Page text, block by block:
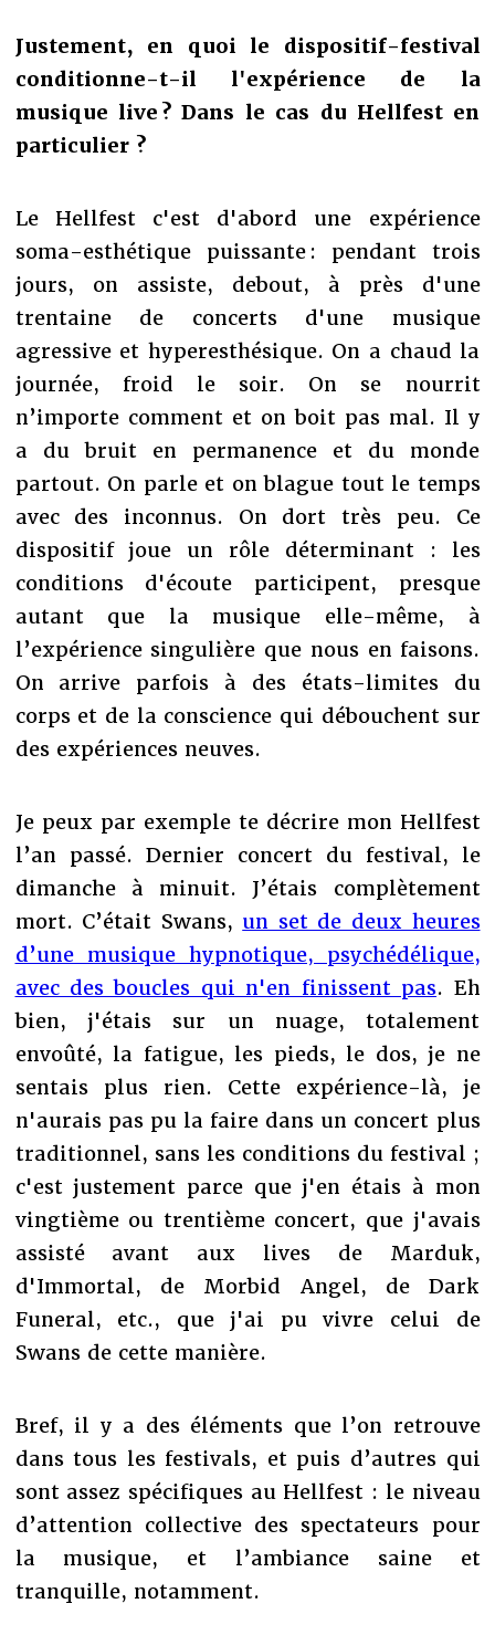
Justement, en quoi le dispositif-festival
conditionne-t-il l'expérience de la
musique live ? Dans le cas du Hellfest en
particulier ?
Le Hellfest c'est d'abord une expérience
soma-esthétique puissante : pendant trois
jours, on assiste, debout, à près d'une
trentaine de concerts d'une musique
agressive et hyperesthésique. On a chaud la
journée, froid le soir. On se nourrit
n’importe comment et on boit pas mal. Il y
a du bruit en permanence et du monde
partout. On parle et on blague tout le temps
avec des inconnus. On dort très peu. Ce
dispositif joue un rôle déterminant : les
conditions d'écoute participent, presque
autant que la musique elle-même, à
l’expérience singulière que nous en faisons.
On arrive parfois à des états-limites du
corps et de la conscience qui débouchent sur
des expériences neuves.
Je peux par exemple te décrire mon Hellfest
l’an passé. Dernier concert du festival, le
dimanche à minuit. J’étais complètement
mort. C’était Swans, un set de deux heures
d’une musique hypnotique, psychédélique,
avec des boucles qui n'en finissent pas. Eh
bien, j'étais sur un nuage, totalement
envoûté, la fatigue, les pieds, le dos, je ne
sentais plus rien. Cette expérience-là, je
n'aurais pas pu la faire dans un concert plus
traditionnel, sans les conditions du festival ;
c'est justement parce que j'en étais à mon
vingtième ou trentième concert, que j'avais
assisté avant aux lives de Marduk,
d'Immortal, de Morbid Angel, de Dark
Funeral, etc., que j'ai pu vivre celui de
Swans de cette manière.
Bref, il y a des éléments que l’on retrouve
dans tous les festivals, et puis d’autres qui
sont assez spécifiques au Hellfest : le niveau
d’attention collective des spectateurs pour
la musique, et l’ambiance saine et
tranquille, notamment.